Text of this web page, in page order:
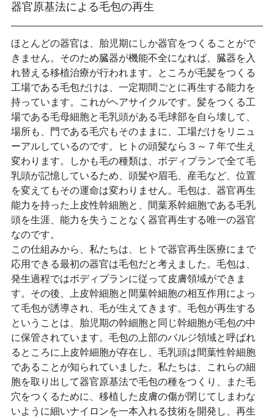
器官原基法による毛包の再生
ほとんどの器官は、胎児期にしか器官をつくることがで
きません。そのため臓器が機能不全になれば、臓器を入
れ替える移植治療が行われます。ところが毛髪をつくる
工場である毛包だけは、一定期間ごとに再生する能力を
持っています。これがヘアサイクルです。髪をつくる工
場である毛母細胞と毛乳頭がある毛球部を自ら壊して、
場所も、門である毛穴もそのままに、工場だけをリニュ
ーアルしているのです。ヒトの頭髪なら３～７年で生え
変わります。しかも毛の種類は、ボディプランで全て毛
乳頭が記憶しているため、頭髪や眉毛、産毛など、位置
を変えてもその運命は変わりません。毛包は、器官再生
能力を持った上皮性幹細胞と、間葉系幹細胞である毛乳
頭を生涯、能力を失うことなく器官再生する唯一の器官
なのです。
この仕組みから、私たちは、ヒトで器官再生医療にまで
応用できる最初の器官は毛包だと考えました。毛包は、
発生過程ではボディプランに従って皮膚領域ができま
す。その後、上皮幹細胞と間葉幹細胞の相互作用によっ
て毛包が誘導され、毛が生えてきます。毛包が再生する
ということは、胎児期の幹細胞と同じ幹細胞が毛包の中
に保管されています。毛包の上部のバルジ領域と呼ばれ
るところに上皮幹細胞が存在し、毛乳頭は間葉性幹細胞
であることが知られていました。私たちは、これらの細
胞を取り出して器官原基法で毛包の種をつくり、また毛
穴をつくるために、移植した皮膚の傷が閉じてしまわな
いように細いナイロンを一本入れる技術を開発し、再生